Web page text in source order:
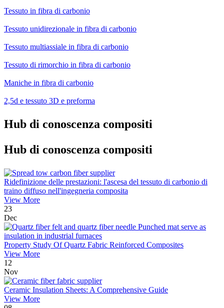
Tessuto in fibra di carbonio
Tessuto unidirezionale in fibra di carbonio
Tessuto multiassiale in fibra di carbonio
Tessuto di rimorchio in fibra di carbonio
Maniche in fibra di carbonio
2,5d e tessuto 3D e preforma
Hub di conoscenza compositi
Hub di conoscenza compositi
Ridefinizione delle prestazioni: l'ascesa del tessuto di carbonio di
traino diffuso nell'ingegneria composita
View More
23
Dec
Property Study Of Quartz Fabric Reinforced Composites
View More
12
Nov
Ceramic Insulation Sheets: A Comprehensive Guide
View More